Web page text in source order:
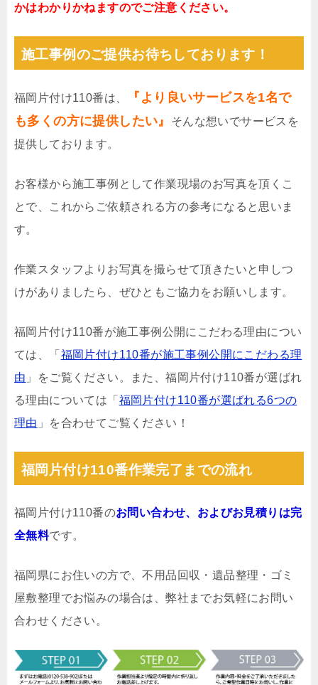
かはわかりかねますのでご注意ください。
施工事例のご提供お待ちしております！
福岡片付け110番は、
『より良いサービスを1名で
も多くの方に提供したい』
そんな想いでサービスを
提供しております。
お客様から施工事例として作業現場のお写真を頂くこ
とで、これからご依頼される方の参考になると思いま
す。
作業スタッフよりお写真を撮らせて頂きたいと申しつ
けがありましたら、ぜひともご協力をお願いします。
福岡片付け110番が施工事例公開にこだわる理由につい
ては、「 福岡片付け110番が施工事例公開にこだわる理
由 」をご覧ください。また、福岡片付け110番が選ばれ
る理由については「 福岡片付け110番が選ばれる6つの
理由 」を合わせてご覧ください！
福岡片付け110番作業完了までの流れ
福岡片付け110番のお問い合わせ、およびお見積りは完
全無料です。
福岡県にお住いの方で、不用品回収・遺品整理・ゴミ
屋敷整理でお悩みの場合は、弊社までお気軽にお問い
合わせください。